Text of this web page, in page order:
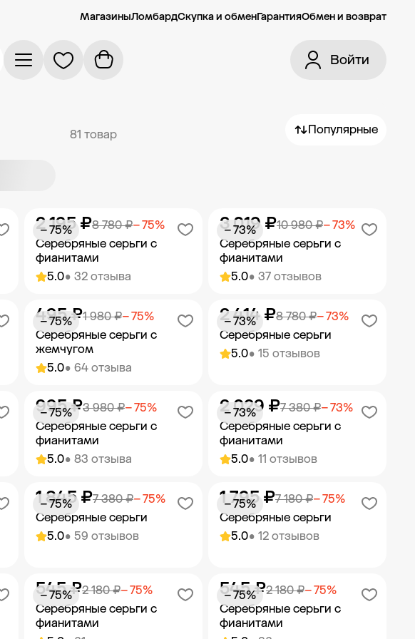
МагазиныЛомбардСкупка и обменГарантияОбмен и возврат
Войти
81 товар Популярные
5.0• 32 отзыва
Серебряные серьги с
фианитами
8 780 ₽− 75%
2 195 ₽
− 75%
Добавить в корзину
5.0• 37 отзывов
Серебряные серьги с
фианитами
10 980 ₽− 73%
3 019 ₽
− 73%
Добавить в корзину
5.0• 64 отзыва
Серебряные серьги с
жемчугом
1 980 ₽− 75%
495 ₽
− 75%
Добавить в корзину
5.0• 15 отзывов
Серебряные серьги
8 780 ₽− 73%
2 414 ₽
− 73%
Добавить в корзину
5.0• 83 отзыва
Серебряные серьги с
фианитами
3 980 ₽− 75%
995 ₽
− 75%
Добавить в корзину
5.0• 11 отзывов
Серебряные серьги с
фианитами
7 380 ₽− 73%
2 029 ₽
− 73%
Добавить в корзину
5.0• 59 отзывов
Серебряные серьги
7 380 ₽− 75%
1 845 ₽
− 75%
Добавить в корзину
5.0• 12 отзывов
Серебряные серьги
7 180 ₽− 75%
1 795 ₽
− 75%
Добавить в корзину
Серебряные серьги с
фианитами
2 180 ₽− 75%
545 ₽
− 75%
Серебряные серьги с
фианитами
2 180 ₽− 75%
545 ₽
− 75%